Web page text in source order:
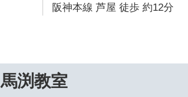
阪神本線 芦屋 徒歩 約12分
馬渕教室